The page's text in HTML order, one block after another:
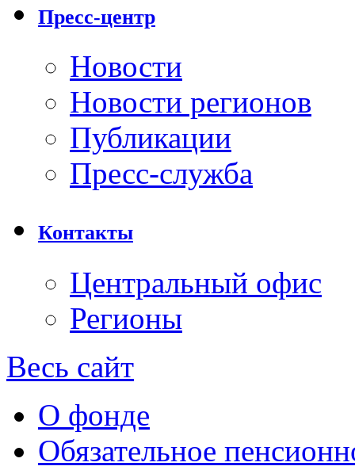
Пресс-центр
Новости
Новости регионов
Публикации
Пресс-служба
Контакты
Центральный офис
Регионы
Весь сайт
О фонде
Обязательное